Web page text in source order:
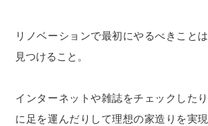
リノベーションで最初にやるべきこと
見つけること。
インターネットや雑誌をチェックした
に足を運んだりして理想の家造りを実